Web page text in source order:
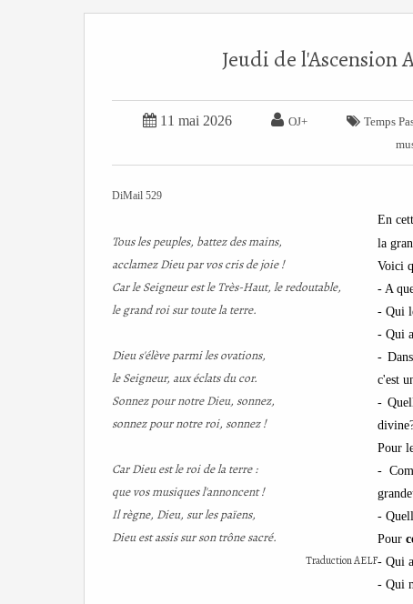
Jeudi de l'Ascension
 11 mai 2026  OJ+  Temps
DiMail 529
Tous les peuples, battez des mains,
acclamez Dieu par vos cris de joie !
Car le Seigneur est le Très-Haut, le redoutable,
le grand roi sur toute la terre.
Dieu s'élève parmi les ovations,
le Seigneur, aux éclats du cor.
Sonnez pour notre Dieu, sonnez,
sonnez pour notre roi, sonnez !
Car Dieu est le roi de la terre :
que vos musiques l'annoncent !
Il règne, Dieu, sur les païens,
Dieu est assis sur son trône sacré.
Traduction AELF
En
la
Voici
- A
- Qui
- Qui
-
c'est
-
Pour
-
-
Pour
- Qui
- Qui